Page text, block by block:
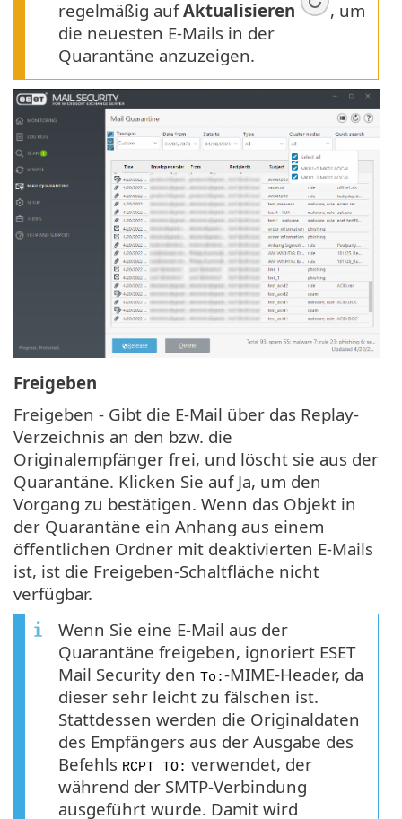
regelmäßig aufAktualisieren
, um
die neuesten E-Mails in der
Quarantäne anzuzeigen.
Freigeben
Freigeben - Gibt die E-Mail über das Replay-
Verzeichnis an den bzw. die
Originalempfänger frei, und löscht sie aus der
Quarantäne. Klicken Sie auf Ja, um den
Vorgang zu bestätigen. Wenn das Objekt in
der Quarantäne ein Anhang aus einem
öffentlichen Ordner mit deaktivierten E-Mails
ist, ist die Freigeben-Schaltfläche nicht
verfügbar.
Wenn Sie eine E-Mail aus der
Quarantäne freigeben, ignoriert ESET
Mail Security den To:-MIME-Header, da
dieser sehr leicht zu fälschen ist.
Stattdessen werden die Originaldaten
des Empfängers aus der Ausgabe des
Befehls RCPT TO: verwendet, der
während der SMTP-Verbindung
ausgeführt wurde. Damit wird